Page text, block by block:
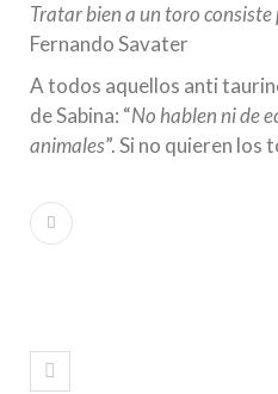
Tratar bien a un toro
Fernando Savater
A todos aquellos anti
de Sabina: “No hablen ni de
animales”. Si no quieren los